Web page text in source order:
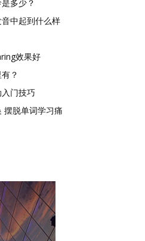
多少？
中起到什么样
效果好
？
门技巧
摆脱单词学习痛